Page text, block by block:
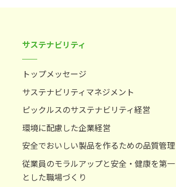
サステナビリティ
トップメッセージ
サステナビリティマネジメント
ピックルスのサステナビリティ経営
環境に配慮した企業経営
安全でおいしい製品を作るための品質管理
従業員のモラルアップと安全・健康を第一
とした職場づくり